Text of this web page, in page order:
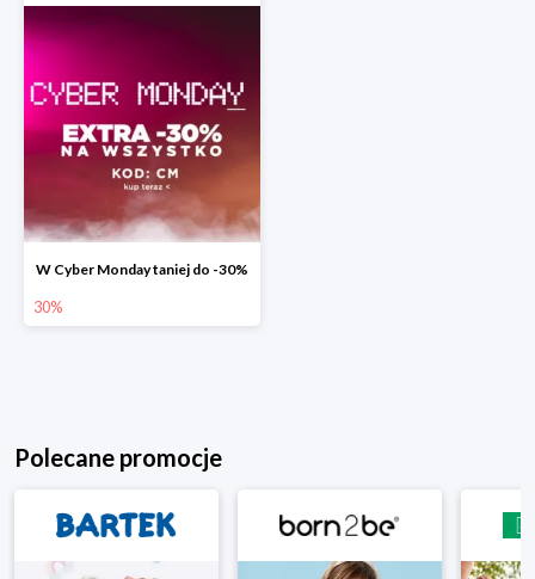
W Cyber Monday taniej do -30%
30%
Polecane promocje